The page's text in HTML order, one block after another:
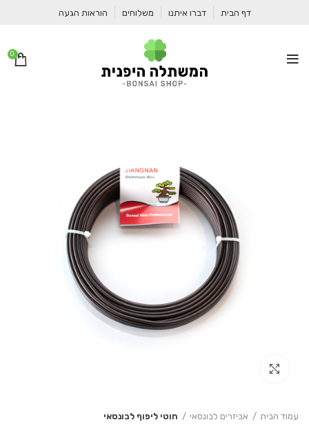
דף הבית דברו איתנו משלוחים הוראות הגעה
0
עמוד הבית אביזרים לבונסאי חוטי ליפוף לבונסאי